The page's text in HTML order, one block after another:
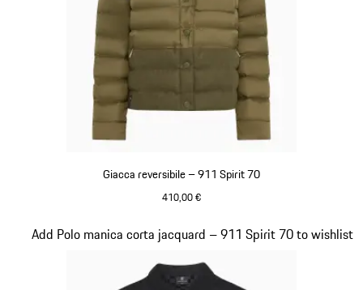
Giacca reversibile – 911 Spirit 70
410,00 €
Add Polo manica corta jacquard – 911 Spirit 70 to wishlist
Diapositiva 5 di 20